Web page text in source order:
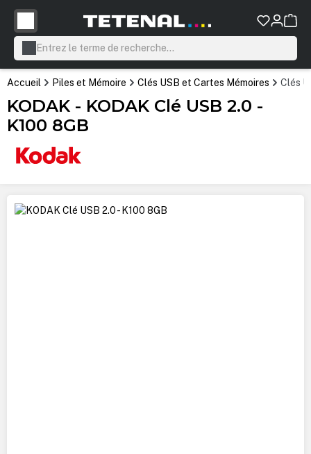
principal
Accueil Piles et Mémoire Clés USB et Cartes Mémoires Clés
KODAK - KODAK Clé USB 2.0 -
K100 8GB
Ignorer la galerie d'images